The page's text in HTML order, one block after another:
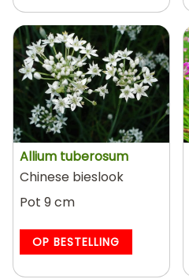
Allium tuberosum
Chinese bieslook
Pot 9 cm
OP BESTELLING